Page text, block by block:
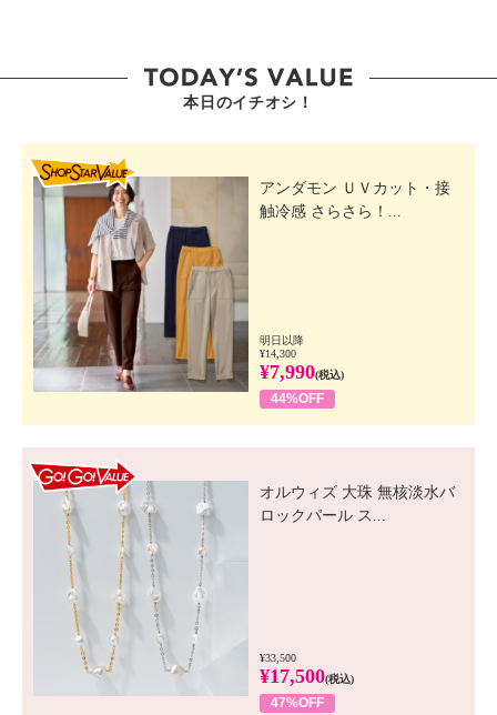
本日のイチオシ！
アンダモン ＵＶカット・接
触冷感 さらさら！...
明日以降
¥14,300
¥7,990(税込)
44%OFF
オルウィズ 大珠 無核淡水バ
ロックパール ス...
¥33,500
¥17,500(税込)
47%OFF